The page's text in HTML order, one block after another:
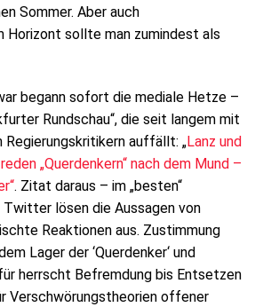
Sommer. Aber auch
Horizont sollte man zumindest als
begann sofort die mediale Hetze –
Rundschau“, die seit langem mit
Regierungskritikern auffällt: „Lanz und
„Querdenkern“ nach dem Mund –
. Zitat daraus – im „besten“
Twitter lösen die Aussagen von
Reaktionen aus. Zustimmung
Lager der ‘Querdenker‘ und
herrscht Befremdung bis Entsetzen
Verschwörungstheorien offener